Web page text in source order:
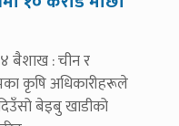
बैशाख : चीन र
कृषि अधिकारीहरूले
बेइबु खाडीको